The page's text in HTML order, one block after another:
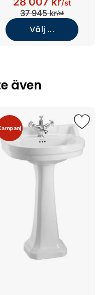
(Massiv ek/Shape/Edge
Vit, Höger)
/st
37 945 kr/st
Välj ...
även